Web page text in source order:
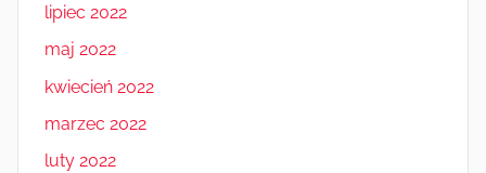
lipiec 2022
maj 2022
kwiecień 2022
marzec 2022
luty 2022